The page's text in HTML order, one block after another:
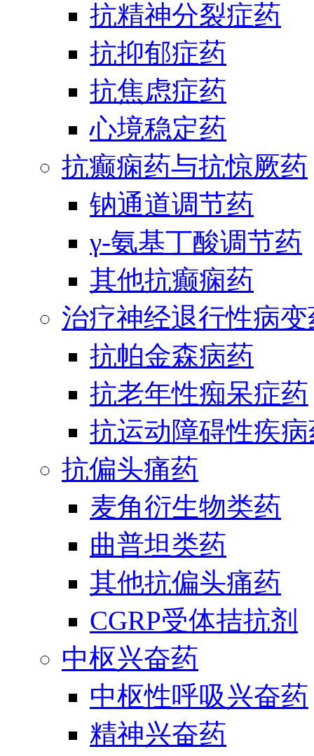
抗精神分裂症药
抗抑郁症药
抗焦虑症药
心境稳定药
抗癫痫药与抗惊厥药
钠通道调节药
γ-氨基丁酸调节药
其他抗癫痫药
治疗神经退行性病
抗帕金森病药
抗老年性痴呆症药
抗运动障碍性疾
抗偏头痛药
麦角衍生物类药
曲普坦类药
其他抗偏头痛药
CGRP受体拮抗剂
中枢兴奋药
中枢性呼吸兴奋药
精神兴奋药